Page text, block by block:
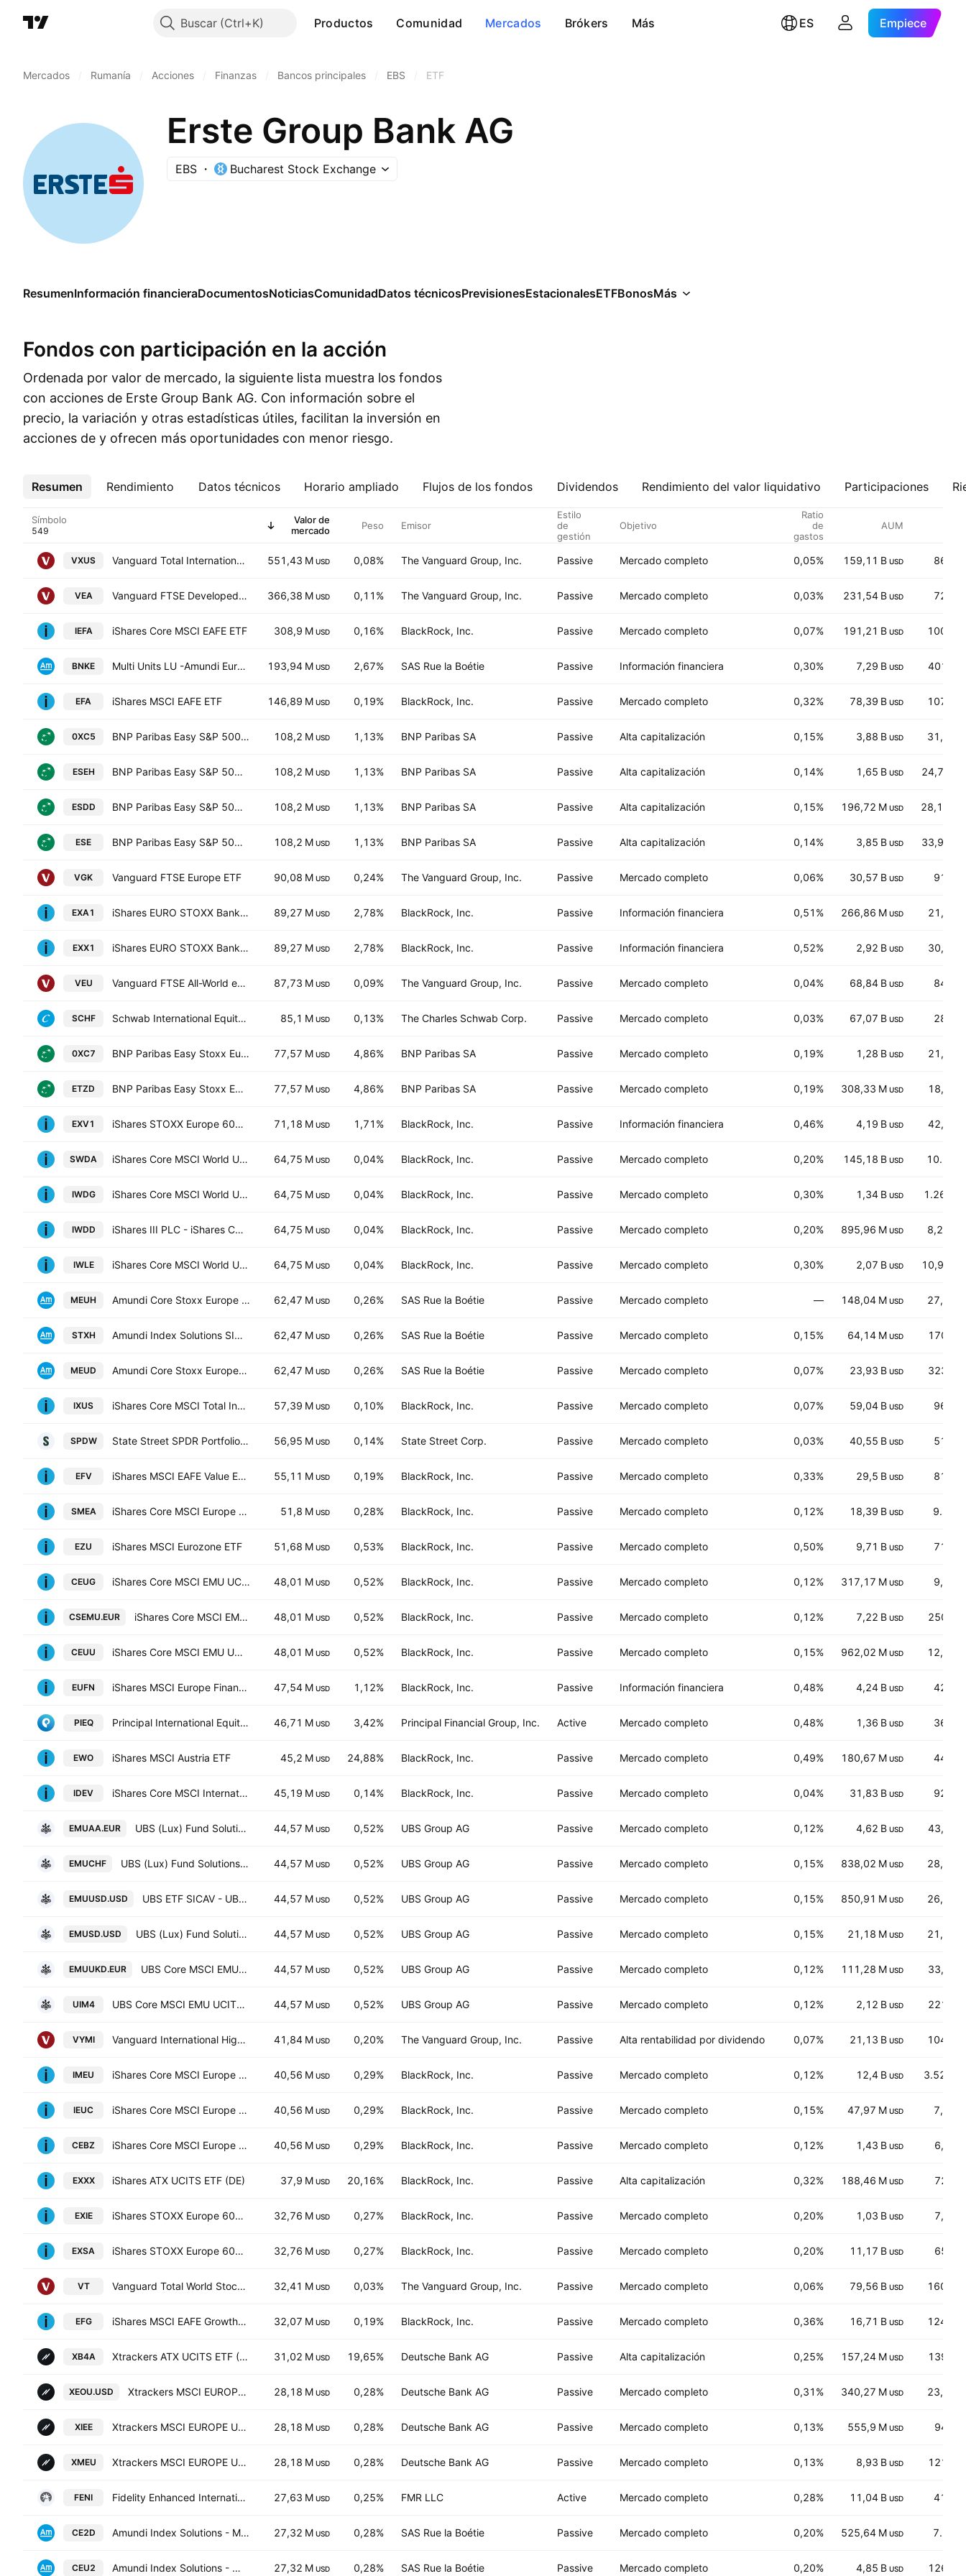
Buscar Productos Comunidad Mercados Brókers Más ES Empiece
Mercados Rumanía Acciones Finanzas Bancos principales EBS ETF
Erste Group Bank AG
EBS Bucharest Stock Exchange
ResumenInformación financieraDocumentosNoticiasComunidadDatos técnicosPrevisionesEstacionalesETFBonosMás
Fondos con participación en la acción
Ordenada por valor de mercado, la siguiente lista muestra los fondos
con acciones de Erste Group Bank AG. Con información sobre el
precio, la variación y otras estadísticas útiles, facilitan la inversión en
acciones de y ofrecen más oportunidades con menor riesgo.
Resumen Rendimiento Datos técnicos Horario ampliado Flujos de los fondos Dividendos Rendimiento del valor liquidativo Participaciones
Más
Símbolo
Valor de
mercado
Peso Emisor
Estilo
de
gestión
Objetivo
Ratio
de
gastos
AUM
VXUS Vanguard Total International Stock ETF 551,43 M USD 0,08% The Vanguard Group, Inc. Passive Mercado completo 0,05% 159,11 B USD 86,51
VEA Vanguard FTSE Developed Markets ETF 366,38 M USD 0,11% The Vanguard Group, Inc. Passive Mercado completo 0,03% 231,54 B USD 72,35
IEFA iShares Core MSCI EAFE ETF 308,9 M USD 0,16% BlackRock, Inc. Passive Mercado completo 0,07% 191,21 B USD 100,04
BNKE Multi Units LU -Amundi Euro Stoxx Banks ETF Acc- Capitalisation 193,94 M USD 2,67% SAS Rue la Boétie Passive Información financiera 0,30% 7,29 B USD 401,80
EFA iShares MSCI EAFE ETF 146,89 M USD 0,19% BlackRock, Inc. Passive Mercado completo 0,32% 78,39 B USD 107,43
0XC5 BNP Paribas Easy S&P 500 UCITS ETF Class C USD 108,2 M USD 1,13% BNP Paribas SA Passive Alta capitalización 0,15% 3,88 B USD 31,329
ESEH BNP Paribas Easy S&P 500 UCITS ETF Act. EUR HDG 108,2 M USD 1,13% BNP Paribas SA Passive Alta capitalización 0,14% 1,65 B USD 24,7151
ESDD BNP Paribas Easy S&P 500 UCITS ETF Class H USD 108,2 M USD 1,13% BNP Paribas SA Passive Alta capitalización 0,15% 196,72 M USD 28,1000
ESE BNP Paribas Easy S&P 500 UCITS ETF EUR 108,2 M USD 1,13% BNP Paribas SA Passive Alta capitalización 0,14% 3,85 B USD 33,9563
VGK Vanguard FTSE Europe ETF 90,08 M USD 0,24% The Vanguard Group, Inc. Passive Mercado completo 0,06% 30,57 B USD 91,85
EXA1 iShares EURO STOXX Banks 30-15 UCITS ETF (DE) Accumulating Shares 89,27 M USD 2,78% BlackRock, Inc. Passive Información financiera 0,51% 266,86 M USD 21,220
EXX1 iShares EURO STOXX Banks 30-15 UCITS ETF (DE) Anteile 89,27 M USD 2,78% BlackRock, Inc. Passive Información financiera 0,52% 2,92 B USD 30,970
VEU Vanguard FTSE All-World ex-US Index Fund 87,73 M USD 0,09% The Vanguard Group, Inc. Passive Mercado completo 0,04% 68,84 B USD 84,57
SCHF Schwab International Equity ETF 85,1 M USD 0,13% The Charles Schwab Corp. Passive Mercado completo 0,03% 67,07 B USD 28,04
0XC7 BNP Paribas Easy Stoxx Europe 600 UCITS ETF Act C EUR 77,57 M USD 4,86% BNP Paribas SA Passive Mercado completo 0,19% 1,28 B USD 21,660
ETZD BNP Paribas Easy Stoxx Europe 600 UCITS ETF Act H 77,57 M USD 4,86% BNP Paribas SA Passive Mercado completo 0,19% 308,33 M USD 18,906
EXV1 iShares STOXX Europe 600 Banks UCITS ETF (DE) 71,18 M USD 1,71% BlackRock, Inc. Passive Información financiera 0,46% 4,19 B USD 42,600
SWDA iShares Core MSCI World UCITS ETF 64,75 M USD 0,04% BlackRock, Inc. Passive Mercado completo 0,20% 145,18 B USD 10.998
IWDG iShares Core MSCI World UCITS ETF Hedged GBP 64,75 M USD 0,04% BlackRock, Inc. Passive Mercado completo 0,30% 1,34 B USD 1.268,5
IWDD iShares III PLC - iShares Core MSCI World UCITS ETF USD 64,75 M USD 0,04% BlackRock, Inc. Passive Mercado completo 0,20% 895,96 M USD 8,2060
IWLE iShares Core MSCI World UCITS ETF Hedged (Dist) 64,75 M USD 0,04% BlackRock, Inc. Passive Mercado completo 0,30% 2,07 B USD 10,9345
MEUH Amundi Core Stoxx Europe 600 -UCITS ETF HEDGED- Capitalisation 62,47 M USD 0,26% SAS Rue la Boétie Passive Mercado completo — 148,04 M USD 27,745
STXH Amundi Index Solutions SICAV - Amundi Core Stoxx Europe 600 UCITS ETF Monthly Hedged to EUR - Dist- Distribution 62,47 M USD 0,26% SAS Rue la Boétie Passive Mercado completo 0,15% 64,14 M USD 170,16
MEUD Amundi Core Stoxx Europe 600 -UCITS ETF Acc- Capitalisation 62,47 M USD 0,26% SAS Rue la Boétie Passive Mercado completo 0,07% 23,93 B USD 323,30
IXUS iShares Core MSCI Total International Stock ETF 57,39 M USD 0,10% BlackRock, Inc. Passive Mercado completo 0,07% 59,04 B USD 96,68
SPDW State Street SPDR Portfolio Developed World ex-US ETF 56,95 M USD 0,14% State Street Corp. Passive Mercado completo 0,03% 40,55 B USD 51,25
EFV iShares MSCI EAFE Value ETF 55,11 M USD 0,19% BlackRock, Inc. Passive Mercado completo 0,33% 29,5 B USD 81,55
SMEA iShares Core MSCI Europe UCITS ETF EUR (Acc) 51,8 M USD 0,28% BlackRock, Inc. Passive Mercado completo 0,12% 18,39 B USD 9.134
EZU iShares MSCI Eurozone ETF 51,68 M USD 0,53% BlackRock, Inc. Passive Mercado completo 0,50% 9,71 B USD 71,02
CEUG iShares Core MSCI EMU UCITS ETF 48,01 M USD 0,52% BlackRock, Inc. Passive Mercado completo 0,12% 317,17 M USD 9,768
CSEMU.EUR iShares Core MSCI EMU UCITS ETF 48,01 M USD 0,52% BlackRock, Inc. Passive Mercado completo 0,12% 7,22 B USD 250,25
CEUU iShares Core MSCI EMU UCITS ETF AccumHedged USD 48,01 M USD 0,52% BlackRock, Inc. Passive Mercado completo 0,15% 962,02 M USD 12,850
EUFN iShares MSCI Europe Financials ETF 47,54 M USD 1,12% BlackRock, Inc. Passive Información financiera 0,48% 4,24 B USD 42,26
PIEQ Principal International Equity ETF 46,71 M USD 3,42% Principal Financial Group, Inc. Active Mercado completo 0,48% 1,36 B USD 36,57
EWO iShares MSCI Austria ETF 45,2 M USD 24,88% BlackRock, Inc. Passive Mercado completo 0,49% 180,67 M USD 44,12
IDEV iShares Core MSCI International Developed Markets ETF 45,19 M USD 0,14% BlackRock, Inc. Passive Mercado completo 0,04% 31,83 B USD 92,34
EMUAA.EUR UBS (Lux) Fund Solutions SICAV - MSCI EMU UCITS ETF 44,57 M USD 0,52% UBS Group AG Passive Mercado completo 0,12% 4,62 B USD 43,440
EMUCHF UBS (Lux) Fund Solutions SICAV - MSCI EMU UCITS ETF 44,57 M USD 0,52% UBS Group AG Passive Mercado completo 0,15% 838,02 M USD 28,755
EMUUSD.USD UBS ETF SICAV - UBS ETF - MSCI EMU UCITS ETF -(hedged to USD) A-acc- Capitalisation 44,57 M USD 0,52% UBS Group AG Passive Mercado completo 0,15% 850,91 M USD 26,665
EMUSD.USD UBS (Lux) Fund Solutions SICAV - UBS CORE MSCI EMU UCITS ETF hUSD dis 44,57 M USD 0,52% UBS Group AG Passive Mercado completo 0,15% 21,18 M USD 21,615
EMUUKD.EUR UBS Core MSCI EMU UCITS ETF-EUR Ukdis- Distribution 44,57 M USD 0,52% UBS Group AG Passive Mercado completo 0,12% 111,28 M USD 33,365
UIM4 UBS Core MSCI EMU UCITS ETF-EUR dis- Distribution 44,57 M USD 0,52% UBS Group AG Passive Mercado completo 0,12% 2,12 B USD 221,85
VYMI Vanguard International High Dividend Yield ETF 41,84 M USD 0,20% The Vanguard Group, Inc. Passive Alta rentabilidad por dividendo 0,07% 21,13 B USD 104,17
IMEU iShares Core MSCI Europe UCITS ETF 40,56 M USD 0,29% BlackRock, Inc. Passive Mercado completo 0,12% 12,4 B USD 3.523,0
IEUC iShares Core MSCI Europe UCITS ETF AccumHedged CHF 40,56 M USD 0,29% BlackRock, Inc. Passive Mercado completo 0,15% 47,97 M USD 7,045
CEBZ iShares Core MSCI Europe UCITS ETF Accum- EUR 40,56 M USD 0,29% BlackRock, Inc. Passive Mercado completo 0,12% 1,43 B USD 6,977
EXXX iShares ATX UCITS ETF (DE) 37,9 M USD 20,16% BlackRock, Inc. Passive Alta capitalización 0,32% 188,46 M USD 72,31
EXIE iShares STOXX Europe 600 UCITS ETF (DE) EUR (Dist). Units 32,76 M USD 0,27% BlackRock, Inc. Passive Mercado completo 0,20% 1,03 B USD 7,923
EXSA iShares STOXX Europe 600 UCITS ETF 32,76 M USD 0,27% BlackRock, Inc. Passive Mercado completo 0,20% 11,17 B USD 65,55
VT Vanguard Total World Stock ETF 32,41 M USD 0,03% The Vanguard Group, Inc. Passive Mercado completo 0,06% 79,56 B USD 160,17
EFG iShares MSCI EAFE Growth ETF 32,07 M USD 0,19% BlackRock, Inc. Passive Mercado completo 0,36% 16,71 B USD 124,74
XB4A Xtrackers ATX UCITS ETF (DR) Capitalisation 1C 31,02 M USD 19,65% Deutsche Bank AG Passive Alta capitalización 0,25% 157,24 M USD 139,86
XEOU.USD Xtrackers MSCI EUROPE UCITS ETF Capitalisation 2C 28,18 M USD 0,28% Deutsche Bank AG Passive Mercado completo 0,31% 340,27 M USD 23,910
XIEE Xtrackers MSCI EUROPE UCITS ETF Distribution 1D 28,18 M USD 0,28% Deutsche Bank AG Passive Mercado completo 0,13% 555,9 M USD 94,07
XMEU Xtrackers MSCI EUROPE UCITS ETF Capitalisation 1C 28,18 M USD 0,28% Deutsche Bank AG Passive Mercado completo 0,13% 8,93 B USD 121,62
FENI Fidelity Enhanced International ETF 27,63 M USD 0,25% FMR LLC Active Mercado completo 0,28% 11,04 B USD 41,29
CE2D Amundi Index Solutions - MSCI Europe UCITS ETF DR 27,32 M USD 0,28% SAS Rue la Boétie Passive Mercado completo 0,20% 525,64 M USD 7.242
CEU2 Amundi Index Solutions - MSCI Europe UCITS ETF DR 27,32 M USD 0,28% SAS Rue la Boétie Passive Mercado completo 0,20% 4,85 B USD 126,18